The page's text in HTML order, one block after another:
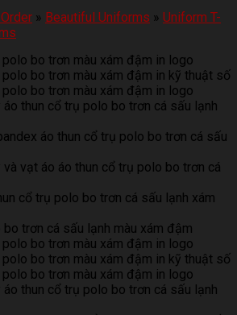
» Beautiful Uniforms » Uniform T-